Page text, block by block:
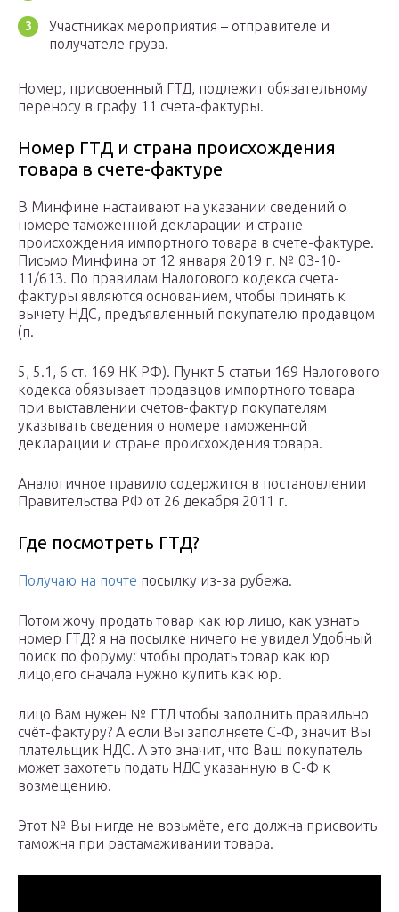
Участниках мероприятия – отправителе и
получателе груза.
Номер, присвоенный ГТД, подлежит обязательному
переносу в графу 11 счета-фактуры.
Номер ГТД и страна происхождения
товара в счете-фактуре
В Минфине настаивают на указании сведений о
номере таможенной декларации и стране
происхождения импортного товара в счете-фактуре.
Письмо Минфина от 12 января 2019 г. № 03-10-
11/613. По правилам Налогового кодекса счета-
фактуры являются основанием, чтобы принять к
вычету НДС, предъявленный покупателю продавцом
(п.
5, 5.1, 6 ст. 169 НК РФ). Пункт 5 статьи 169 Налогового
кодекса обязывает продавцов импортного товара
при выставлении счетов-фактур покупателям
указывать сведения о номере таможенной
декларации и стране происхождения товара.
Аналогичное правило содержится в постановлении
Правительства РФ от 26 декабря 2011 г.
Где посмотреть ГТД?
Получаю на почте посылку из-за рубежа.
Потом жочу продать товар как юр лицо, как узнать
номер ГТД? я на посылке ничего не увидел Удобный
поиск по форуму: чтобы продать товар как юр
лицо,его сначала нужно купить как юр.
лицо Вам нужен № ГТД чтобы заполнить правильно
счёт-фактуру? А если Вы заполняете С-Ф, значит Вы
плательщик НДС. А это значит, что Ваш покупатель
может захотеть подать НДС указанную в С-Ф к
возмещению.
Этот № Вы нигде не возьмёте, его должна присвоить
таможня при растамаживании товара.